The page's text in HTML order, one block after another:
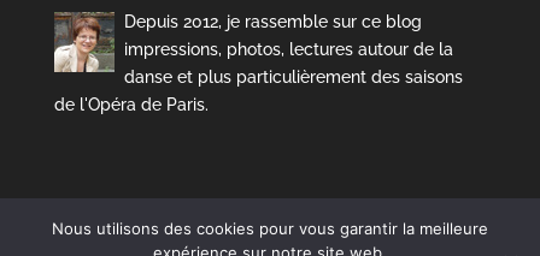
Depuis 2012, je rassemble sur ce blog
impressions, photos, lectures autour de la
danse et plus particulièrement des saisons
de l'Opéra de Paris.
Nous utilisons des cookies pour vous garantir la meilleure